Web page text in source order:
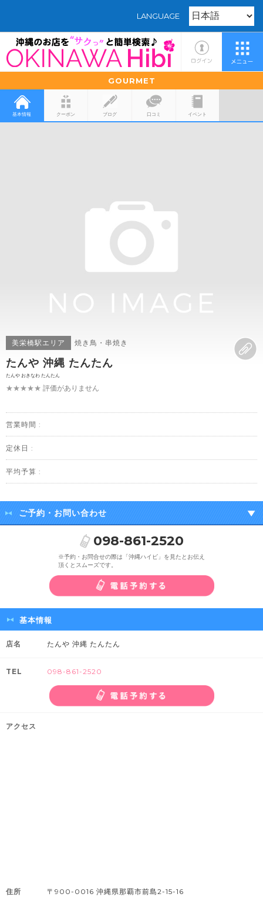
LANGUAGE
GOURMET
基本情報 クーポン ブログ 口コミ イベント
美栄橋駅エリア 焼き鳥・串焼き
たんや 沖縄 たんたん
たんや おきなわ たんたん
★★★★★ 評価がありません
営業時間 :
定休日 :
平均予算 :
ご予約・お問い合わせ
098-861-2520
※予約・お問合せの際は「沖縄ハイビ」を見たとお伝え
頂くとスムーズです。
基本情報
店名 たんや 沖縄 たんたん
TEL 098-861-2520
アクセス
住所 〒900-0016 沖縄県那覇市前島2-15-16